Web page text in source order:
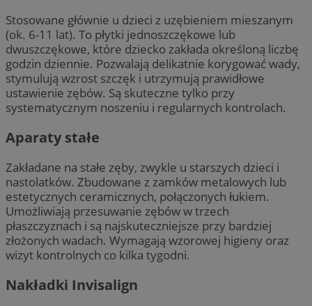
Stosowane głównie u dzieci z uzębieniem mieszanym
(ok. 6-11 lat). To płytki jednoszczękowe lub
dwuszczękowe, które dziecko zakłada określoną liczbę
godzin dziennie. Pozwalają delikatnie korygować wady,
stymulują wzrost szczęk i utrzymują prawidłowe
ustawienie zębów. Są skuteczne tylko przy
systematycznym noszeniu i regularnych kontrolach.
Aparaty stałe
Zakładane na stałe zęby, zwykle u starszych dzieci i
nastolatków. Zbudowane z zamków metalowych lub
estetycznych ceramicznych, połączonych łukiem.
Umożliwiają przesuwanie zębów w trzech
płaszczyznach i są najskuteczniejsze przy bardziej
złożonych wadach. Wymagają wzorowej higieny oraz
wizyt kontrolnych co kilka tygodni.
Nakładki Invisalign